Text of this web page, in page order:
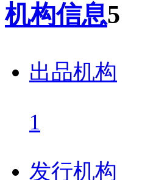
机构信息5
出品机构
1
发行机构